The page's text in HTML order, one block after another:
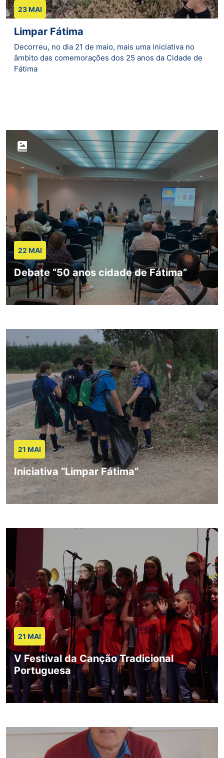
23 MAI
Limpar Fátima
Decorreu, no dia 21 de maio, mais uma iniciativa no
âmbito das comemorações dos 25 anos da Cidade de
Fátima
22 MAI
Debate “50 anos cidade de Fátima”
21 MAI
Iniciativa “Limpar Fátima”
21 MAI
V Festival da Canção Tradicional
Portuguesa